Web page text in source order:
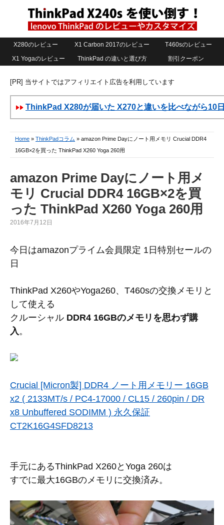
X280のレビュー X1 Carbon 2017のレビュー
T460sのレビュー
X1 Yogaのレビュー
ThinkPad の違いと選び方 割引クーポン
[PR] 当サイトではアフィリエイト広告を利用しています
ThinkPad X280が届いた X270と違いを比べながら10
Home » ThinkPadコラム » amazon Prime Dayにノート用メモリ Crucial DDR4
16GB×2を買った ThinkPad X260 Yoga 260用
amazon Prime Dayにノート用メ
モリ Crucial DDR4 16GB×2を買
った ThinkPad X260 Yoga 260用
2016年7月12日
今日はamazonプライム会員限定 1日特別セールの
日
ThinkPad X260やYoga260、T460sの交換メモリと
して使える
クルーシャル DDR4 16GBのメモリを思わず購
入。
Crucial [Micron製] DDR4 ノート用メモリー 16GB
x2 ( 2133MT/s / PC4-17000 / CL15 / 260pin / DR
x8 Unbuffered SODIMM ) 永久保証
CT2K16G4SFD8213
手元にあるThinkPad X260とYoga 260は
すでに最大16GBのメモリに交換済み。